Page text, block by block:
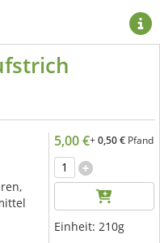
5,00 €+0,50 €Pfand
Einheit: 210g